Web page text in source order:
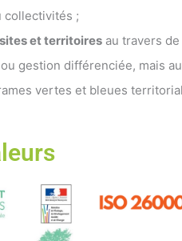
collectivités ;
et territoires au travers
gestion différenciée, mais
vertes et bleues